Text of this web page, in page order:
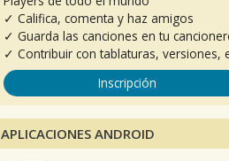
✓ Califica, comenta y haz amigos
✓ Guarda las canciones en tu
✓ Contribuir con tablaturas, versiones,
Inscripción
APLICACIONES ANDROID